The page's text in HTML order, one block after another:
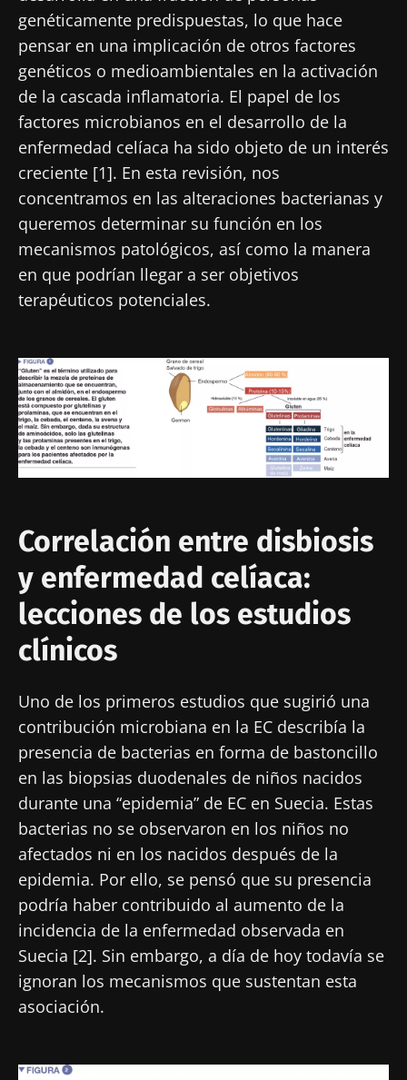
genéticamente predispuestas, lo que hace
pensar en una implicación de otros factores
genéticos o medioambientales en la activación
de la cascada inflamatoria. El papel de los
factores microbianos en el desarrollo de la
enfermedad celíaca ha sido objeto de un interés
creciente [1]. En esta revisión, nos
concentramos en las alteraciones bacterianas y
queremos determinar su función en los
mecanismos patológicos, así como la manera
en que podrían llegar a ser objetivos
terapéuticos potenciales.
Imagen
Correlación entre disbiosis
y enfermedad celíaca:
lecciones de los estudios
clínicos
Uno de los primeros estudios que sugirió una
contribución microbiana en la EC describía la
presencia de bacterias en forma de bastoncillo
en las biopsias duodenales de niños nacidos
durante una “epidemia” de EC en Suecia. Estas
bacterias no se observaron en los niños no
afectados ni en los nacidos después de la
epidemia. Por ello, se pensó que su presencia
podría haber contribuido al aumento de la
incidencia de la enfermedad observada en
Suecia [2]. Sin embargo, a día de hoy todavía se
ignoran los mecanismos que sustentan esta
asociación.
Imagen